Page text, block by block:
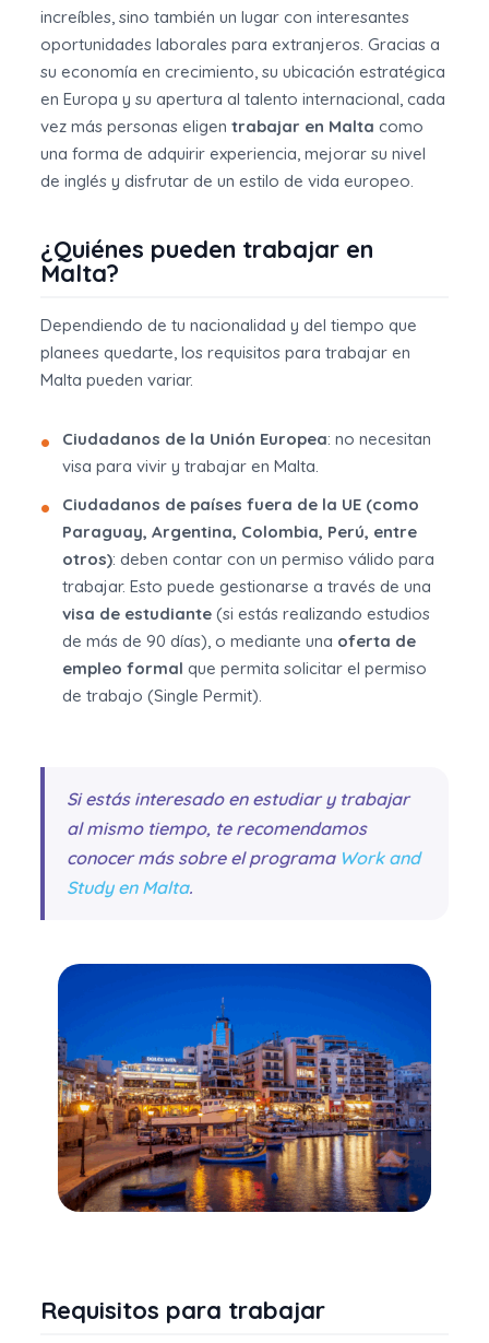
increíbles, sino también un lugar con interesantes
oportunidades laborales para extranjeros. Gracias a
su economía en crecimiento, su ubicación estratégica
en Europa y su apertura al talento internacional, cada
vez más personas eligentrabajar en Malta como
una forma de adquirir experiencia, mejorar su nivel
de inglés y disfrutar de un estilo de vida europeo.
¿Quiénes pueden trabajar en
Malta?
Dependiendo de tu nacionalidad y del tiempo que
planees quedarte, los requisitos para trabajar en
Malta pueden variar.
Ciudadanos de la Unión Europea: no necesitan
visa para vivir y trabajar en Malta.
Ciudadanos de países fuera de la UE (como
Paraguay, Argentina, Colombia, Perú, entre
otros): deben contar con un permiso válido para
trabajar. Esto puede gestionarse a través de una
visa de estudiante (si estás realizando estudios
de más de 90 días), o mediante una oferta de
empleo formal que permita solicitar el permiso
de trabajo (Single Permit).
Si estás interesado en estudiar y trabajar
al mismo tiempo, te recomendamos
conocer más sobre el programa Work and
Study en Malta.
Requisitos para trabajar